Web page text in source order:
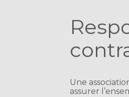
Une
assurer